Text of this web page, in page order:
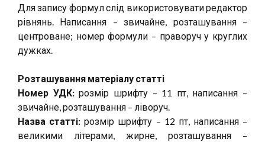
Для запису формул слід використовувати редактор
рівнянь. Написання – звичайне, розташування –
центроване; номер формули – праворуч у круглих
дужках.
Розташування матеріалу статті
Номер УДК:розмір шрифту – 11 пт, написання –
звичайне, розташування – ліворуч.
Назва статті: розмір шрифту – 12 пт, написання –
великими літерами, жирне, розташування –